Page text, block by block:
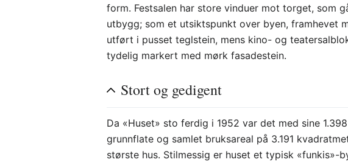
form. Festsalen har store vinduer mot torget, som
utbygg; som et utsiktspunkt over byen, framhevet
utført i pusset teglstein, mens kino- og
tydelig markert med mørk fasadestein.
Stort og gedigent
Da «Huset» sto ferdig i 1952 var det med sine
grunnflate og samlet bruksareal på 3.191
største hus. Stilmessig er huset et typisk «funkis»-